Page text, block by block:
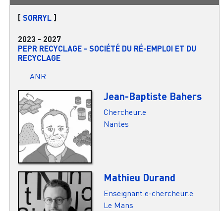
[ SORRYL ]
2023 - 2027
PEPR RECYCLAGE - SOCIÉTÉ DU RÉ-EMPLOI ET DU
RECYCLAGE
ANR
Jean-Baptiste Bahers
Chercheur.e
Nantes
Mathieu Durand
Enseignant.e-chercheur.e
Le Mans